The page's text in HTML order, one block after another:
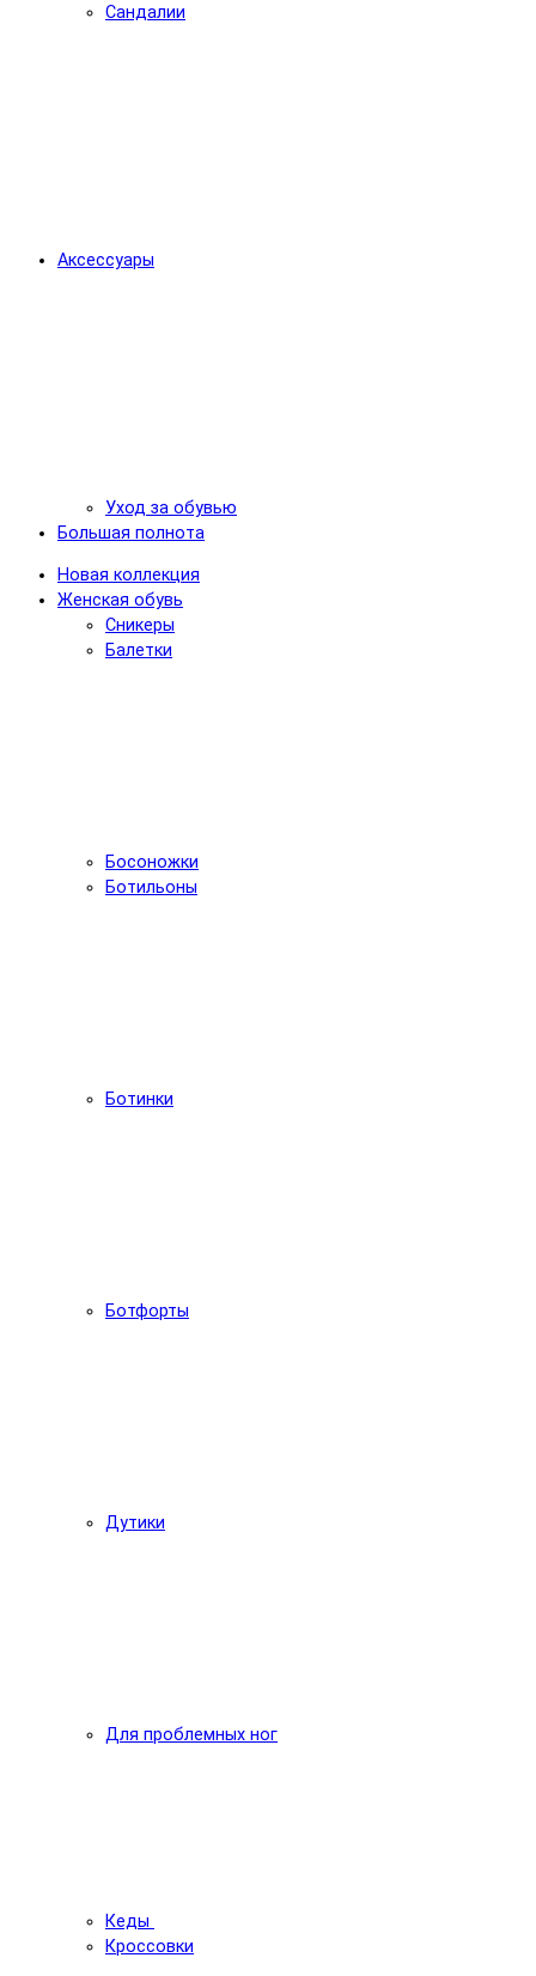
Сандалии
Аксессуары
Уход за обувью
Большая полнота
Новая коллекция
Женская обувь
Сникеры
Балетки
Босоножки
Ботильоны
Ботинки
Ботфорты
Дутики
Для проблемных ног
Кеды
Кроссовки